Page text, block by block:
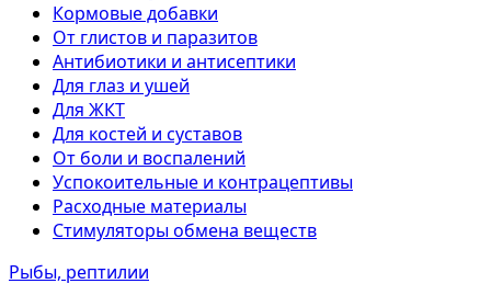
Кормовые добавки
От глистов и паразитов
Антибиотики и антисептики
Для глаз и ушей
Для ЖКТ
Для костей и суставов
От боли и воспалений
Успокоительные и контрацептивы
Расходные материалы
Стимуляторы обмена веществ
Рыбы, рептилии